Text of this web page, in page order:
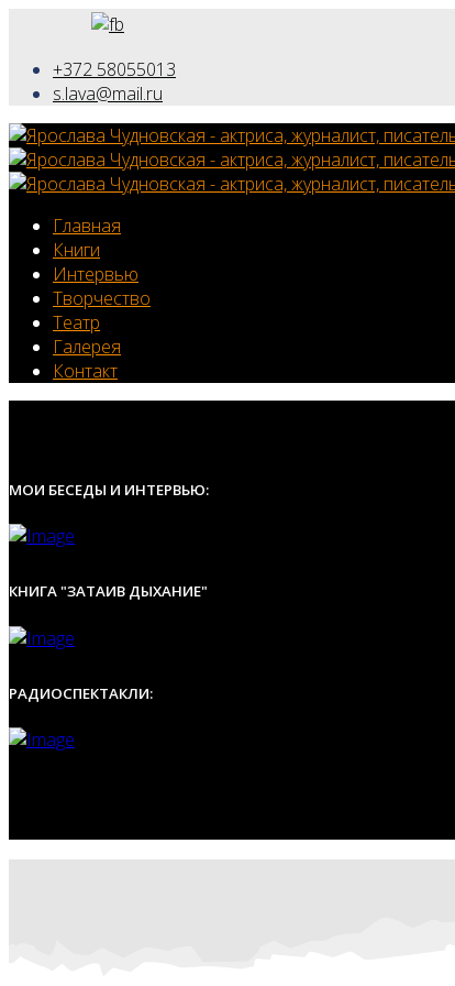
+372 58055013
s.lava@mail.ru
Главная
Книги
Интервью
Творчество
Театр
Галерея
Контакт
МОИ БЕСЕДЫ И ИНТЕРВЬЮ:
КНИГА "ЗАТАИВ ДЫХАНИЕ"
РАДИОСПЕКТАКЛИ: